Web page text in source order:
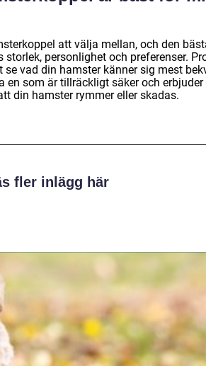
att välja mellan, och den
personlighet och preferenser.
vad din hamster känner sig mest
en som är tillräckligt säker och
din hamster rymmer eller skadas.
fler inlägg här